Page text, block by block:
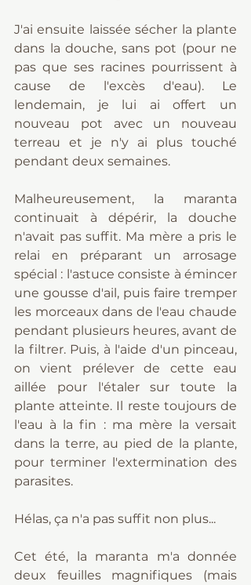
J'ai ensuite laissée sécher la plante
dans la douche, sans pot (pour ne
pas que ses racines pourrissent à
cause de l'excès d'eau). Le
lendemain, je lui ai offert un
nouveau pot avec un nouveau
terreau et je n'y ai plus touché
pendant deux semaines.
Malheureusement, la maranta
continuait à dépérir, la douche
n'avait pas suffit. Ma mère a pris le
relai en préparant un arrosage
spécial : l'astuce consiste à émincer
une gousse d'ail, puis faire tremper
les morceaux dans de l'eau chaude
pendant plusieurs heures, avant de
la filtrer. Puis, à l'aide d'un pinceau,
on vient prélever de cette eau
aillée pour l'étaler sur toute la
plante atteinte. Il reste toujours de
l'eau à la fin : ma mère la versait
dans la terre, au pied de la plante,
pour terminer l'extermination des
parasites.
Hélas, ça n'a pas suffit non plus...
Cet été, la maranta m'a donnée
deux feuilles magnifiques (mais